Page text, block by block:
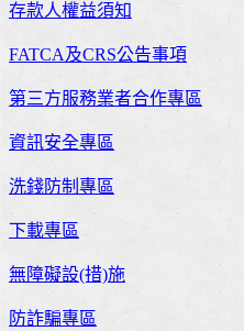
存款人權益須知
FATCA及CRS公告事項
第三方服務業者合作專區
資訊安全專區
洗錢防制專區
下載專區
無障礙設(措)施
防詐騙專區